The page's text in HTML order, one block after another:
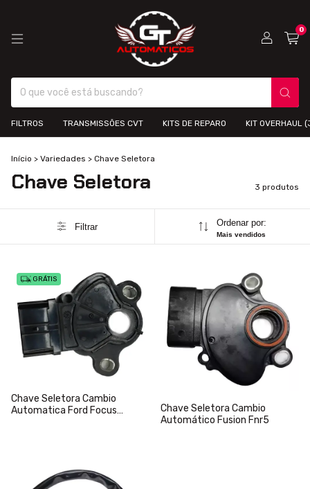
0
FILTROS TRANSMISSÕES CVT KITS DE REPARO KIT OVERHAUL
Início > Variedades > Chave Seletora
Chave Seletora 3 produtos
Filtrar Ordenar por:
Mais vendidos
GRÁTIS
Chave Seletora Cambio
Automatica Ford Focus
Chave Seletora Cambio
Automático Fusion Fnr5